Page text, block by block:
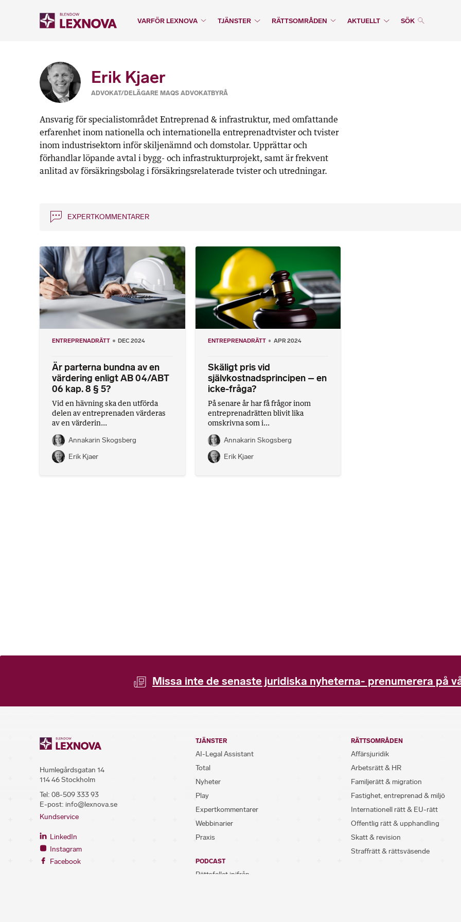
VARFÖR LEXNOVA TJÄNSTER RÄTTSOMRÅDEN AKTUELLT SÖK
Erik Kjaer
ADVOKAT/DELÄGARE MAQS ADVOKATBYRÅ
Ansvarig för specialistområdet Entreprenad & infrastruktur, med omfattande
erfarenhet inom nationella och internationella entreprenadtvister och tvister
inom industrisektorn inför skiljenämnd och domstolar. Upprättar och
förhandlar löpande avtal i bygg- och infrastrukturprojekt, samt är frekvent
anlitad av försäkringsbolag i försäkringsrelaterade tvister och utredningar.
EXPERTKOMMENTARER
ENTREPRENADRÄTT DEC 2024
Är parterna bundna av en
värdering enligt AB 04/ABT
06 kap. 8 § 5?
Vid en hävning ska den utförda
delen av entreprenaden värderas
av en värderin...
Annakarin Skogsberg
Erik Kjaer
ENTREPRENADRÄTT APR 2024
Skäligt pris vid
självkostnadsprincipen – en
icke-fråga?
På senare år har få frågor inom
entreprenadrätten blivit lika
omskrivna som i...
Annakarin Skogsberg
Erik Kjaer
Missa inte de senaste juridiska nyheterna- prenumerera på
Humlegårdsgatan 14
114 46 Stockholm
Tel: 08-509 333 93
E-post: info@lexnova.se
Kundservice
LinkedIn
Instagram
Facebook
TJÄNSTER
AI-Legal Assistant
Total
Nyheter
Play
Expertkommentarer
Webbinarier
Praxis
PODCAST
Rättsfallet inifrån
RÄTTSOMRÅDEN
Affärsjuridik
Arbetsrätt & HR
Familjerätt & migration
Fastighet, entreprenad & miljö
Internationell rätt & EU-rätt
Offentlig rätt & upphandling
Skatt & revision
Straffrätt & rättsväsende